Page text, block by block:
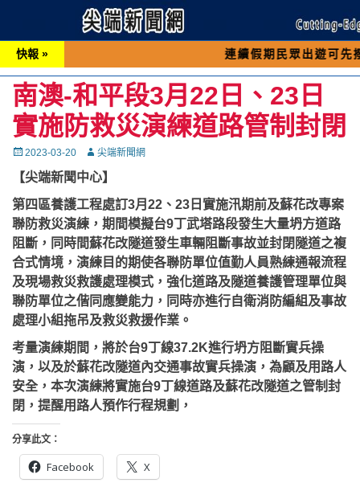
快報 » 連續假期民眾出遊可先撥打交通
南澳-和平段3月22日、23日
實施防救災演練道路管制封閉
Posted
2023-03-20 Autor尖端新聞網
【尖端新聞中心】
第四區養護工程處訂3月22、23日實施汛期前及蘇花改專案
聯防救災演練，期間模擬台9丁武塔路段發生大量坍方道路
阻斷，同時間蘇花改隧道發生車輛阻斷事故並封閉隧道之複
合式情境，演練目的期使各聯防單位值勤人員熟練通報流程
及現場救災救護處理模式，強化道路及隧道養護管理單位與
聯防單位之偕同應變能力，同時亦進行自衛消防編組及事故
處理小組拖吊及救災救援作業。
考量演練期間，將於台9丁線37.2K進行坍方阻斷實兵操
演，以及於蘇花改隧道內交通事故實兵操演，為顧及用路人
安全，本次演練將實施台9丁線道路及蘇花改隧道之管制封
閉，提醒用路人預作行程規劃，
分享此文：
Facebook X